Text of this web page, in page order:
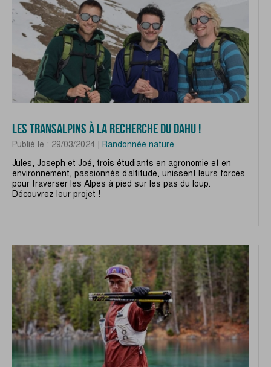
LES TRANSALPINS À LA RECHERCHE DU DAHU !
Publié le : 29/03/2024 | Randonnée nature
Jules, Joseph et Joé, trois étudiants en agronomie et en
environnement, passionnés d’altitude, unissent leurs forces
pour traverser les Alpes à pied sur les pas du loup.
Découvrez leur projet !